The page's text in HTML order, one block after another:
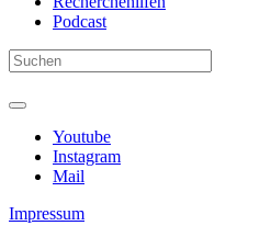
Podcast
Youtube
Instagram
Mail
Impressum